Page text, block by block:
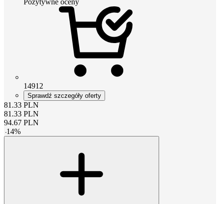
Pozytywne oceny
14912
Sprawdź szczegóły oferty
81.33 PLN
81.33 PLN
94.67 PLN
-14%